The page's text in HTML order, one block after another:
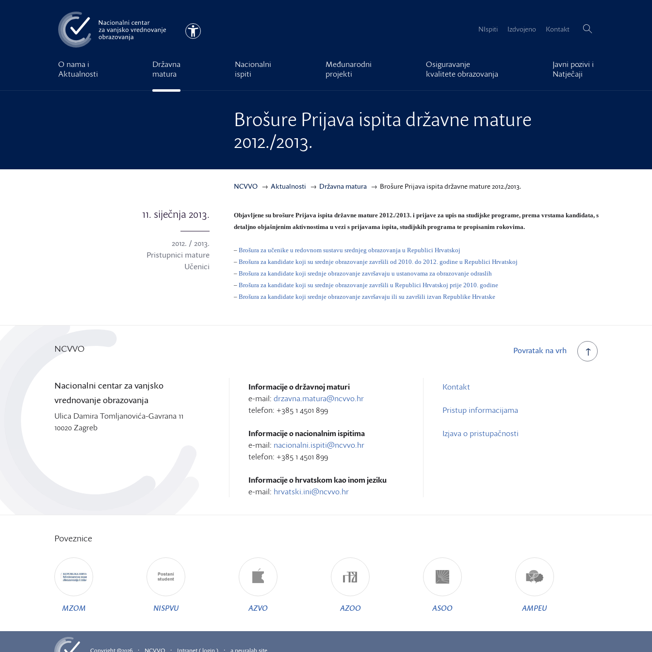
Pristupačnost NIspiti Izdvojeno Kontakt Pretraži:
O nama i
Aktualnosti
Državna
matura
Nacionalni
ispiti
Međunarodni
projekti
Osiguravanje
kvalitete obrazovanja
Javni pozivi i
Natječaji
Brošure Prijava ispita državne mature
2012./2013.
NCVVO Aktualnosti Državna matura Brošure Prijava ispita državne mature 2012./2013.
11. siječnja 2013.
2012. / 2013.
Pristupnici mature
Učenici
Objavljene su brošure Prijava ispita državne mature 2012./2013. i prijave za upis na studijske programe, prema vrstama kandidata, s
detaljno objašnjenim aktivnostima u vezi s prijavama ispita, studijskih programa te propisanim rokovima.
– Brošura za učenike u redovnom sustavu srednjeg obrazovanja u Republici Hrvatskoj
– Brošura za kandidate koji su srednje obrazovanje završili od 2010. do 2012. godine u Republici Hrvatskoj
– Brošura za kandidate koji srednje obrazovanje završavaju u ustanovama za obrazovanje odraslih
– Brošura za kandidate koji su srednje obrazovanje završili u Republici Hrvatskoj prije 2010. godine
– Brošura za kandidate koji srednje obrazovanje završavaju ili su završili izvan Republike Hrvatske
Povratak na vrh
NCVVO
Nacionalni centar za vanjsko
vrednovanje obrazovanja
Ulica Damira Tomljanovića-Gavrana 11
10020 Zagreb
Informacije o državnoj maturi
e-mail: drzavna.matura@ncvvo.hr
telefon: +385 1 4501 899
Informacije o nacionalnim ispitima
e-mail: nacionalni.ispiti@ncvvo.hr
telefon: +385 1 4501 899
Informacije o hrvatskom kao inom jeziku
e-mail: hrvatski.ini@ncvvo.hr
Kontakt
Pristup informacijama
Izjava o pristupačnosti
Poveznice
MZOM NISPVU AZVO AZOO ASOO AMPEU
Copyright ©2026 · NCVVO · Intranet ( login ) · a.neuralab.site